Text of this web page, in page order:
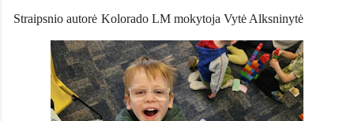
Straipsnio autorė Kolorado LM mokytoja Vytė Alksninytė